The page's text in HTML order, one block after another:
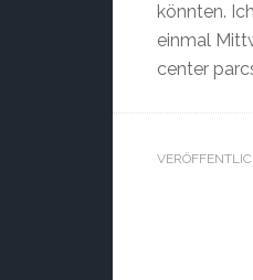
könnten.
einmal
center